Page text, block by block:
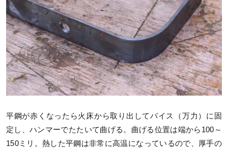
平鋼が赤くなったら火床から取り出してバイス（万力）に固
定し、ハンマーでたたいて曲げる。曲げる位置は端から100～
150ミリ。熱した平鋼は非常に高温になっているので、厚手の